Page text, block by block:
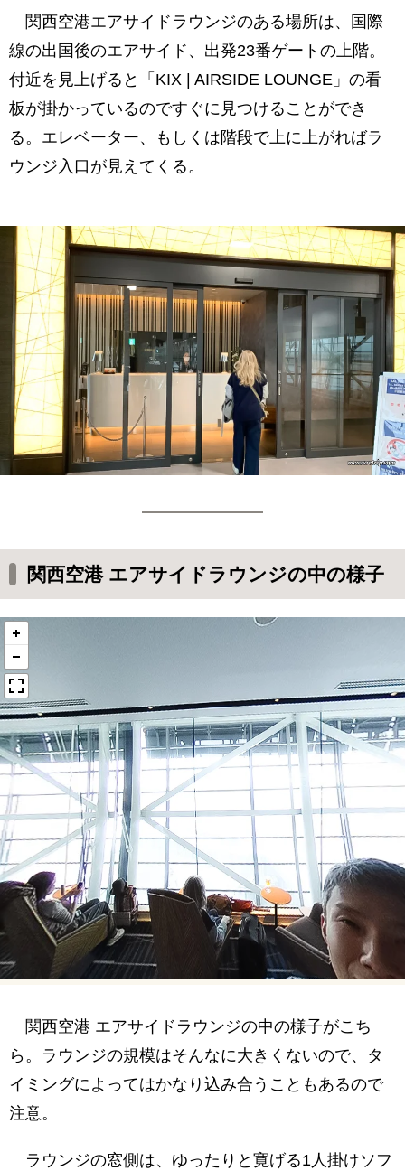
関西空港エアサイドラウンジのある場所は、国際
線の出国後のエアサイド、出発23番ゲートの上階。
付近を見上げると「KIX | AIRSIDE LOUNGE」の看
板が掛かっているのですぐに見つけることができ
る。エレベーター、もしくは階段で上に上がればラ
ウンジ入口が見えてくる。
関西空港 エアサイドラウンジの中の様子
関西空港 エアサイドラウンジの中の様子がこち
ら。ラウンジの規模はそんなに大きくないので、タ
イミングによってはかなり込み合うこともあるので
注意。
ラウンジの窓側は、ゆったりと寛げる1人掛けソフ